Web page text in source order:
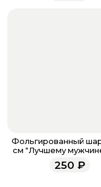
Фольгированный шар
см "Лучшему
250 ₽